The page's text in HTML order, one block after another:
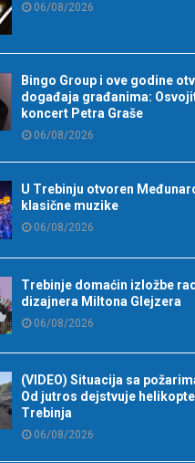
06/08/2026
Bingo Group i ove godine
događaja građanima:
koncert Petra Graše
06/08/2026
U Trebinju otvoren
klasične muzike
06/08/2026
Trebinje domaćin izložbe
dizajnera Miltona Glejzera
06/08/2026
(VIDEO) Situacija sa
Od jutros dejstvuje
Trebinja
06/08/2026